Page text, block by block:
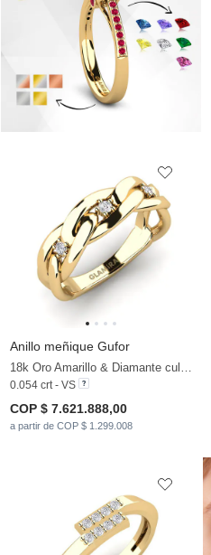
Anillo meñique Gufor
18k Oro Amarillo & Diamante cultivado en laboratorio
0.054 crt - VS
COP $ 7.621.888,00
a partir de COP $ 1.299.008